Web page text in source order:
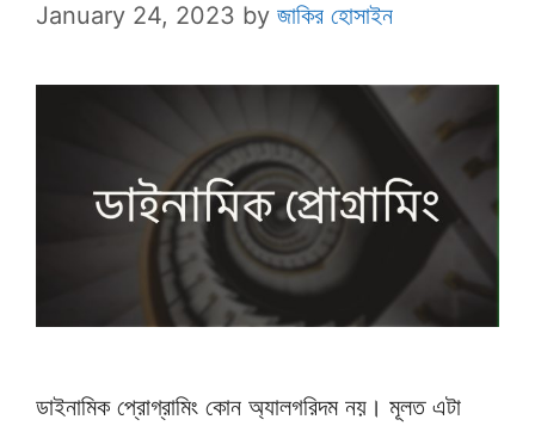
January 24, 2023 by জাকির হোসাইন
ডাইনামিক প্রোগ্রামিং কোন অ্যালগরিদম নয়। মূলত এটা